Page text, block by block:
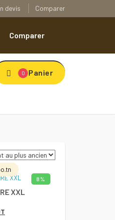
devis Comparer
Comparer
0 Panier
8%
XXL
AU PANIER
to Wishlist